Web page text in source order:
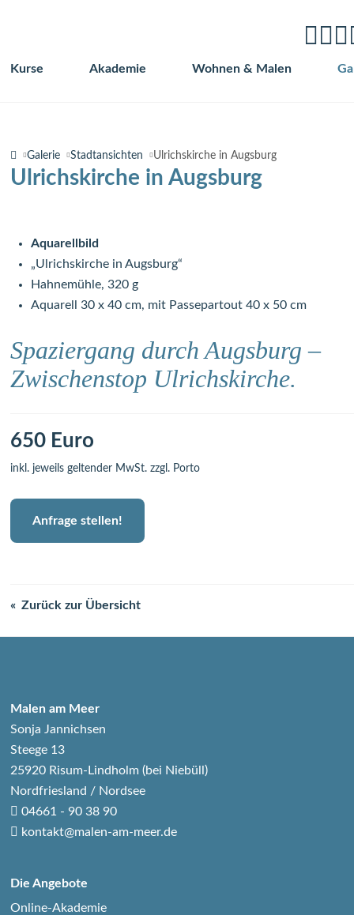
Navigation
Kurse Akademie Wohnen & Malen
Galerie Stadtansichten Ulrichskirche in Augsburg
Ulrichskirche in Augsburg
Aquarellbild
„Ulrichskirche in Augsburg“
Hahnemühle, 320 g
Aquarell 30 x 40 cm, mit Passepartout 40 x 50 cm
Spaziergang durch Augsburg –
Zwischenstop Ulrichskirche.
650 Euro
inkl. jeweils geltender MwSt. zzgl. Porto
Anfrage stellen!
Zurück zur Übersicht
Malen am Meer
Sonja Jannichsen
Steege 13
25920 Risum-Lindholm (bei Niebüll)
Nordfriesland / Nordsee
04661 - 90 38 90
kontakt@malen-am-meer.de
Die Angebote
Online-Akademie